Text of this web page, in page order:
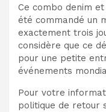
Ce combo denim
été commandé un
exactement trois
considère que ce
pour une petite
événements
Pour votre
politique de retour